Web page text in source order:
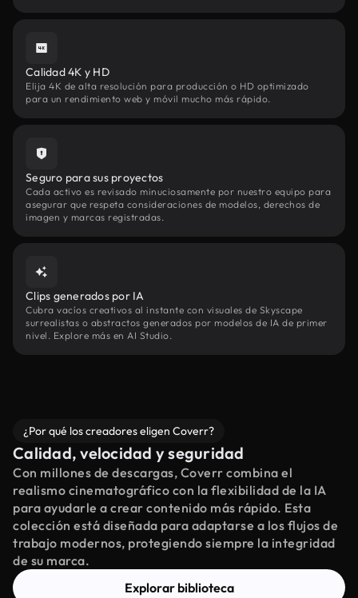
Calidad 4K y HD
Elija 4K de alta resolución para producción o HD optimizado
para un rendimiento web y móvil mucho más rápido.
Seguro para sus proyectos
Cada activo es revisado minuciosamente por nuestro equipo para
asegurar que respeta consideraciones de modelos, derechos de
imagen y marcas registradas.
Clips generados por IA
Cubra vacíos creativos al instante con visuales de Skyscape
surrealistas o abstractos generados por modelos de IA de primer
nivel. Explore más en AI Studio.
¿Por qué los creadores eligen Coverr?
Calidad, velocidad y seguridad
Con millones de descargas, Coverr combina el
realismo cinematográfico con la flexibilidad de la IA
para ayudarle a crear contenido más rápido. Esta
colección está diseñada para adaptarse a los flujos de
trabajo modernos, protegiendo siempre la integridad
de su marca.
Explorar biblioteca